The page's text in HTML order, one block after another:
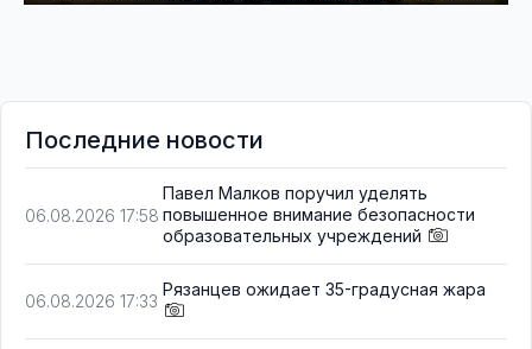
Последние новости
06.08.2026 17:58
Павел Малков поручил уделять
повышенное внимание безопасности
образовательных учреждений
06.08.2026 17:33
Рязанцев ожидает 35-градусная жара